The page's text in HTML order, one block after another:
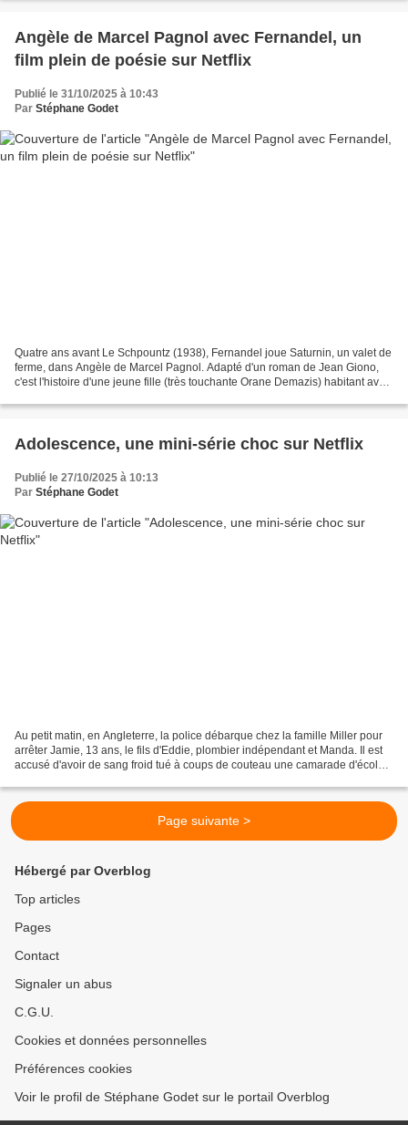
Angèle de Marcel Pagnol avec Fernandel, un
film plein de poésie sur Netflix
Publié le 31/10/2025 à 10:43
Par Stéphane Godet
Quatre ans avant Le Schpountz (1938), Fernandel joue Saturnin, un valet de
ferme, dans Angèle de Marcel Pagnol. Adapté d'un roman de Jean Giono,
c'est l'histoire d'une jeune fille (très touchante Orane Demazis) habitant avec
Adolescence, une mini-série choc sur Netflix
Publié le 27/10/2025 à 10:13
Par Stéphane Godet
Au petit matin, en Angleterre, la police débarque chez la famille Miller pour
arrêter Jamie, 13 ans, le fils d'Eddie, plombier indépendant et Manda. Il est
accusé d'avoir de sang froid tué à coups de couteau une camarade d'école
Page suivante >
Hébergé par Overblog
Top articles
Pages
Contact
Signaler un abus
C.G.U.
Cookies et données personnelles
Préférences cookies
Voir le profil de Stéphane Godet sur le portail Overblog